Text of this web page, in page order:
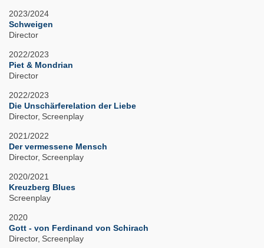
2023/2024
Schweigen
Director
2022/2023
Piet & Mondrian
Director
2022/2023
Die Unschärferelation der Liebe
Director Screenplay
2021/2022
Der vermessene Mensch
Director Screenplay
2020/2021
Kreuzberg Blues
Screenplay
2020
Gott - von Ferdinand von Schirach
Director Screenplay